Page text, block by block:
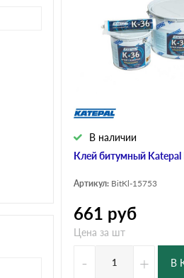
Клей битумный Katepal
В наличии
Артикул: BitKl-15753
661 руб
Цена за шт
- + В